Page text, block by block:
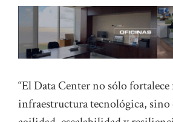
“El Data Center no sólo fortalece
infraestructura tecnológica,